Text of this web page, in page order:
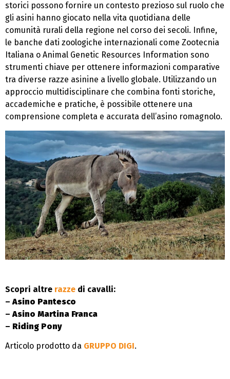
storici possono fornire un contesto prezioso sul ruolo che
gli asini hanno giocato nella vita quotidiana delle
comunità rurali della regione nel corso dei secoli. Infine,
le banche dati zoologiche internazionali come Zootecnia
Italiana o Animal Genetic Resources Information sono
strumenti chiave per ottenere informazioni comparative
tra diverse razze asinine a livello globale. Utilizzando un
approccio multidisciplinare che combina fonti storiche,
accademiche e pratiche, è possibile ottenere una
comprensione completa e accurata dell’asino romagnolo.
Scopri altre razze di cavalli:
– Asino Pantesco
– Asino Martina Franca
– Riding Pony
Articolo prodotto da GRUPPO DIGI.